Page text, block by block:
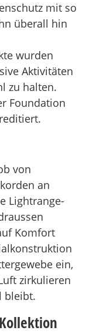
mit so
überall hin
wurden
Aktivitäten
zu halten.
Foundation
von
an
Lightrange-
Komfort
ein,
zirkulieren
bleibt.